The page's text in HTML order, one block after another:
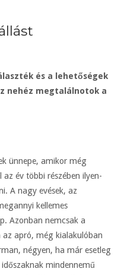
és a lehetőségek
nehéz megtalálnotok a
ünnepe, amikor még
év többi részében ilyen-
A nagy evések, az
kellemes
Azonban nemcsak a
apró, még kialakulóban
négyen, ha már esetleg
mindennemű